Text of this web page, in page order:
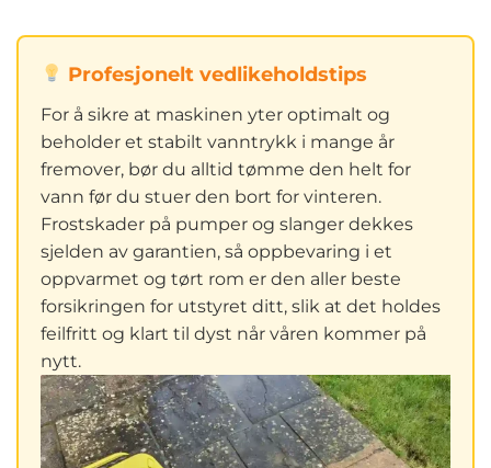
Profesjonelt vedlikeholdstips
For å sikre at maskinen yter optimalt og
beholder et stabilt vanntrykk i mange år
fremover, bør du alltid tømme den helt for
vann før du stuer den bort for vinteren.
Frostskader på pumper og slanger dekkes
sjelden av garantien, så oppbevaring i et
oppvarmet og tørt rom er den aller beste
forsikringen for utstyret ditt, slik at det holdes
feilfritt og klart til dyst når våren kommer på
nytt.